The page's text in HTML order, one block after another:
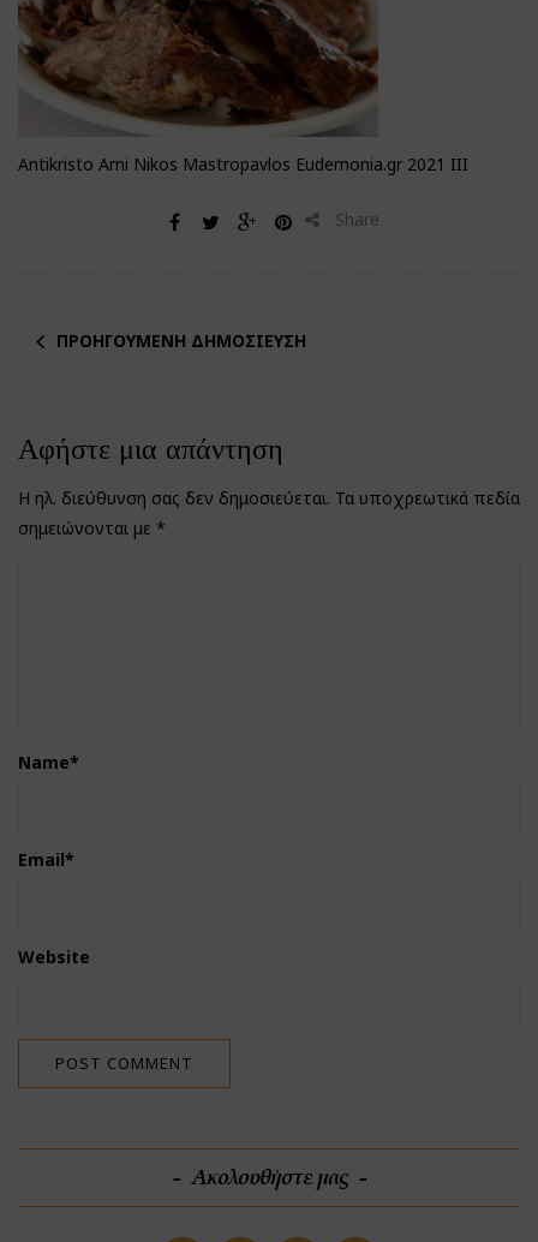
Antikristo Arni Nikos Mastropavlos Eudemonia.gr 2021 III
Share
ΠΡΟΗΓΟΎΜΕΝΗ ΔΗΜΟΣΊΕΥΣΗ
Αφήστε μια απάντηση
Η ηλ. διεύθυνση σας δεν δημοσιεύεται. Τα υποχρεωτικά πεδία
σημειώνονται με *
Name*
Email*
Website
Ακολουθήστε μας